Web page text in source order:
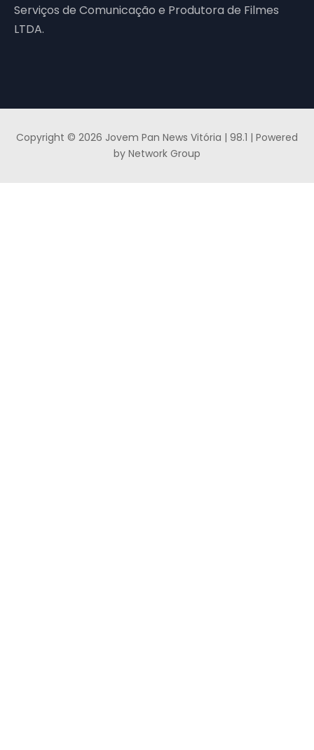
Serviços de Comunicação e Produtora de Filmes
LTDA.
Copyright © 2026 Jovem Pan News Vitória | 98.1 | Powered
by Network Group